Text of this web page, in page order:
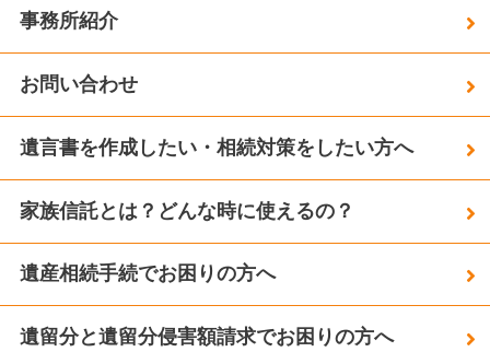
事務所紹介
お問い合わせ
遺言書を作成したい・相続対策をしたい方へ
家族信託とは？どんな時に使えるの？
遺産相続手続でお困りの方へ
遺留分と遺留分侵害額請求でお困りの方へ